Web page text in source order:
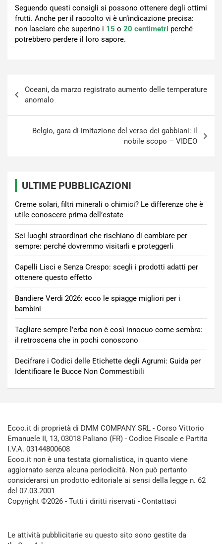
Seguendo questi consigli si possono ottenere degli ottimi
frutti. Anche per il raccolto vi è un’indicazione precisa:
non lasciare che superino i 15 o 20 centimetri perché
potrebbero perdere il loro sapore.
articoli
Oceani, da marzo registrato aumento delle temperature
anomalo
Belgio, gara di imitazione del verso dei gabbiani: il
nobile scopo – VIDEO
ULTIME PUBBLICAZIONI
Creme solari, filtri minerali o chimici? Le differenze che è
utile conoscere prima dell’estate
Sei luoghi straordinari che rischiano di cambiare per
sempre: perché dovremmo visitarli e proteggerli
Capelli Lisci e Senza Crespo: scegli i prodotti adatti per
ottenere questo effetto
Bandiere Verdi 2026: ecco le spiagge migliori per i
bambini
Tagliare sempre l’erba non è così innocuo come sembra:
il retroscena che in pochi conoscono
Decifrare i Codici delle Etichette degli Agrumi: Guida per
Identificare le Bucce Non Commestibili
Ecoo.it di proprietà di DMM COMPANY SRL - Corso Vittorio
Emanuele II, 13, 03018 Paliano (FR) - Codice Fiscale e Partita
I.V.A. 03144800608
Ecoo.it non è una testata giornalistica, in quanto viene
aggiornato senza alcuna periodicità. Non può pertanto
considerarsi un prodotto editoriale ai sensi della legge n. 62
del 07.03.2001
Copyright ©2026 - Tutti i diritti riservati - Contattaci
Le attività pubblicitarie su questo sito sono gestite da